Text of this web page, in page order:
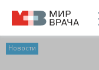
Новости